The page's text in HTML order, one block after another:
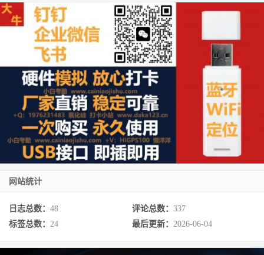
网站统计
日志总数： 48 评论总数： 337
标签总数： 24 最后更新： 2026-06-04